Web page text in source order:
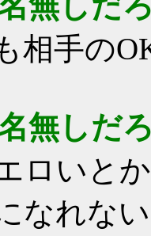
相手の
無しだ
ロいと
なれな